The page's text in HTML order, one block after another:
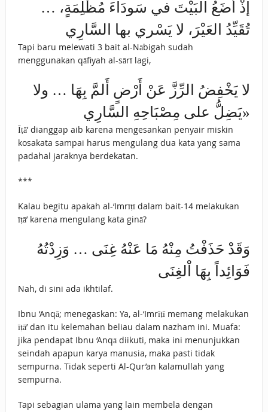
إذْ أَضَعُ البَيْتَ في سَودَاءَ مُظْلِمَةٍ، …
تُقَيِّدُ العَيْرَ، لا يَسْري بها السَّارِي
Tapi baru melewati 3 bait al-Nābigah sudah
menggunakan qāfiyah al-sārī lagi,
لا يَخْفِضُ الرِّزَّ عَنْ أَرْضٍ أَلمَّ بِهَا … ولا
يَضِلُّ على مِصْبَاحِهِ السَّارِي»
Īṭā’ dianggap aib karena mengesankan penyair miskin
kosakata sampai harus mengulang dua kata yang sama
padahal jaraknya berdekatan.
***
Kalau begitu apakah al-‘Imrīṭī dalam bait-14 melakukan
īṭā’ karena mengulang kata ginā?
وَقَدْ حَذَفْتُ مِنْهُ مَا عَنْهُ غِنَى … وَزِدْتُهُ
فَوَائِداً بِهَا اْلغِنَى
Nah, di sini ada ikhtilaf.
Ibnu ‘Anqā; menegaskan: Ya, al-‘Imrīṭī memang melakukan
īṭā’ dan itu kelemahan beliau dalam nazham ini. Muafa:
jika pendapat Ibnu ‘Anqā diikuti, maka ini menunjukkan
seindah apapun karya manusia, maka pasti tidak
sempurna. Tidak seperti Al-Qur’an kalamullah yang
sempurna.
Tapi sebagian ulama yang lain membela dengan